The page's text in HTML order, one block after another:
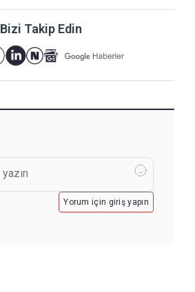
Bizi Takip Edin
Yorum için giriş yapın